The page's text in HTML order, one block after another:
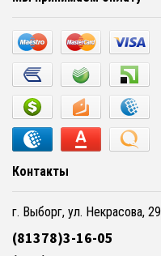
Контакты
г. Выборг, ул. Некрасова, 29
(81378)3-16-05